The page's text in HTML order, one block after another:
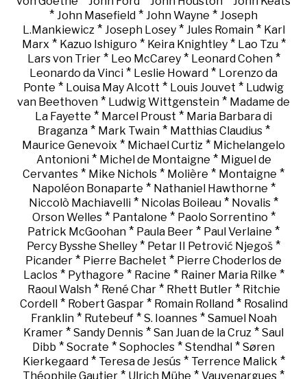
* John Masefield * John Wayne * Joseph
L.Mankiewicz* Joseph Losey* Jules Romain* Karl
Marx * Kazuo Ishiguro * Keira Knightley* Lao Tzu*
Lars von Trier* Leo McCarey* Leonard Cohen*
Leonardo da Vinci * Leslie Howard * Lorenzo da
Ponte * Louisa May Alcott * Louis Jouvet * Ludwig
van Beethoven * Ludwig Wittgenstein * Madame de
La Fayette * Marcel Proust * Maria Barbara di
Braganza* Mark Twain* Matthias Claudius*
Maurice Genevoix * Michael Curtiz * Michelangelo
Antonioni* Michel de Montaigne * Miguel de
Cervantes * Mike Nichols * Molière * Montaigne *
Napoléon Bonaparte * Nathaniel Hawthorne *
Niccolò Machiavelli * Nicolas Boileau * Novalis *
Orson Welles* Pantalone * Paolo Sorrentino *
Patrick McGoohan * Paula Beer * Paul Verlaine *
Percy Bysshe Shelley * Petar II Petrović Njegoš *
Picander * Pierre Bachelet * Pierre Choderlos de
Laclos* Pythagore * Racine * Rainer Maria Rilke *
Raoul Walsh* René Char* Rhett Butler* Ritchie
Cordell * Robert Gaspar* Romain Rolland* Rosalind
Franklin* Rutebeuf* S. Ioannes* Samuel Noah
Kramer * Sandy Dennis * San Juan de la Cruz * Saul
Dibb * Socrate * Sophocles * Stendhal * Søren
Kierkegaard* Teresa de Jesús* Terrence Malick *
Théophile Gautier * Ulrich Mühe * Vauvenargues *